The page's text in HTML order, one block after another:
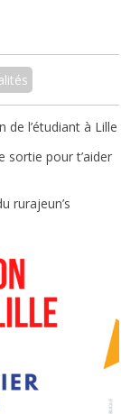
de l’étudiant à Lille
sortie pour t’aider
rurajeun’s